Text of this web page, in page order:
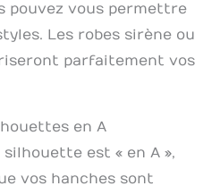
pouvez vous permettre
Les robes sirène ou
parfaitement vos
en A
est « en A »,
vos hanches sont